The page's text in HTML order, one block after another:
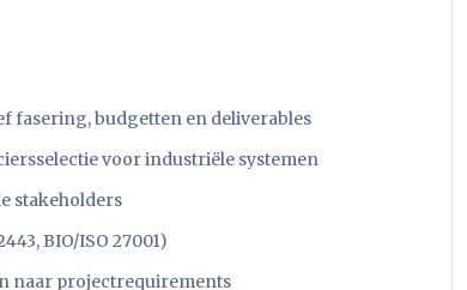
fasering, budgetten en deliverables
voor industriële systemen
stakeholders
BIO/ISO 27001)
naar projectrequirements